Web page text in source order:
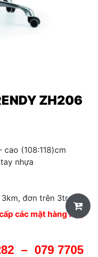
ZH206
cao (108:118)cm
nhựa
3km, đơn trên 3tr
các mặt hàng nội,
– 079 7705